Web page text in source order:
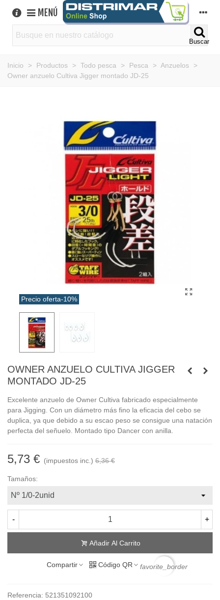
MENÚ
Buscar
Inicio > Productos > Todo pesca > Pesca > Anzuelos
>
Owner anzuelo Cultiva Jigger montado JD-25
Precio oferta-10%
OWNER ANZUELO CULTIVA JIGGER
MONTADO JD-25
Excelente anzuelo de Owner Cultiva fabricado especialmente
para Jigging. Con un diámetro más fino la eficacia del cebo se
duplica, ya que debido a su escao peso se consigue una natación
perfecta del señuelo. Montado tipo Dancer con anilla.
5,73 € (impuestos inc.) 6,36 €
Tamaños:
- +
Añadir Al Carrito
Compartir Código QR favorite_border
Referencia: 521351092100